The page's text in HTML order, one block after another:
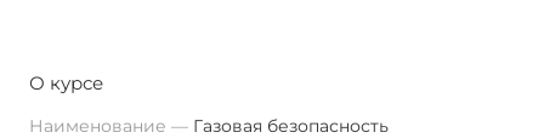
О курсе
Наименование
Газовая безопасность